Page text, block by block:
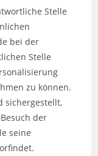
Stelle
bei der
Stelle
zu können.
sichergestellt,
der
seine